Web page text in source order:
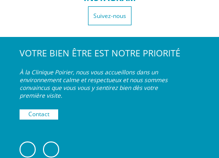
Suivez-nous
VOTRE BIEN ÊTRE EST NOTRE PRIORITÉ
À la Clinique Poirier, nous vous accueillons dans un
environnement calme et respectueux et nous sommes
convaincus que vous vous y sentirez bien dès votre
première visite.
Contact